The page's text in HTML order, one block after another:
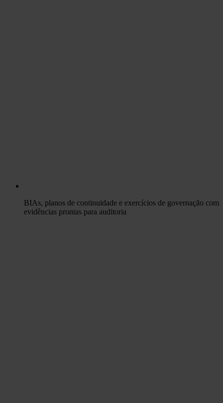
BIAs, planos de continuidade e exercícios de governação com
evidências prontas para auditoria